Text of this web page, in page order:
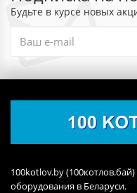
Будьте в курсе новых
100kotlov.by
оборудования в Беларуси.